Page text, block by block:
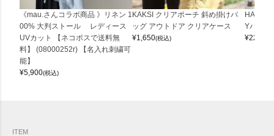
《mau.さんコラボ商品 》リネン 1
00% 大判ストール レディース
UVカット 【ネコポスで送料無
料】 (08000252r) 【名入れ刺繍可
能】
¥5,900(税込)
KAKSI クリアポーチ 斜め掛けバ
ッグ アウトドア クリアケース
¥1,650(税込)
Yバッグ
¥22,000
ITEM